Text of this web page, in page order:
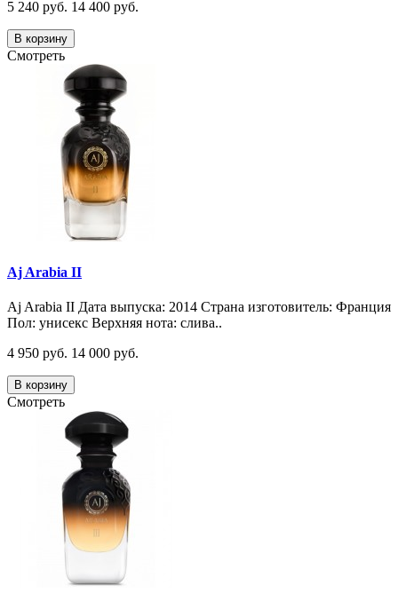
5 240 руб. 14 400 руб.
В корзину
Смотреть
Aj Arabia II
Aj Arabia II Дата выпуска: 2014 Страна изготовитель: Франция
Пол: унисекс Верхняя нота: слива..
4 950 руб. 14 000 руб.
В корзину
Смотреть